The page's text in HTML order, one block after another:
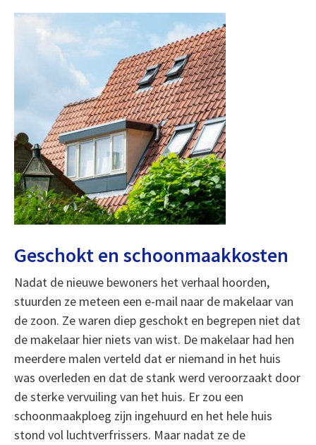
Geschokt en schoonmaakkosten
Nadat de nieuwe bewoners het verhaal hoorden,
stuurden ze meteen een e-mail naar de makelaar van
de zoon. Ze waren diep geschokt en begrepen niet dat
de makelaar hier niets van wist. De makelaar had hen
meerdere malen verteld dat er niemand in het huis
was overleden en dat de stank werd veroorzaakt door
de sterke vervuiling van het huis. Er zou een
schoonmaakploeg zijn ingehuurd en het hele huis
stond vol luchtverfrissers. Maar nadat ze de